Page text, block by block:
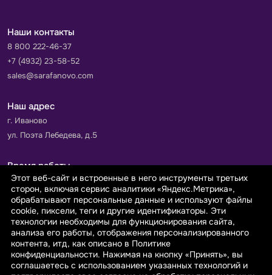
Наши контакты
8 800 222-46-37
+7 (4932) 23-58-52
sales@sarafanovo.com
Наш адрес
г. Иваново
ул. Поэта Лебедева, д.5
Время работы
Пн-Пт с 9.00 до 18.00
Сб-Вс: выходной
Принимаем к оплате
Этот веб-сайт и встроенные в него инструменты третьих
сторон, включая сервис аналитики «Яндекс.Метрика»,
обрабатывают персональные данные и используют файлы
cookie, пиксели, теги и другие идентификаторы. Эти
технологии необходимы для функционирования сайта,
анализа его работы, отображения персонализированного
контента, итд, как описано в Политике
конфиденциальности. Нажимая на кнопку «Принять», вы
соглашаетесь с использованием указанных технологий и